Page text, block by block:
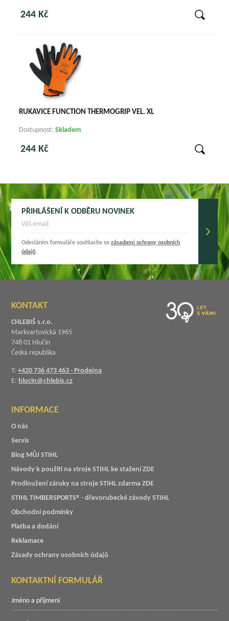
244 Kč
RUKAVICE FUNCTION THERMOGRIP VEL. XL
Dostupnost:Skladem
244 Kč
PŘIHLÁŠENÍ K ODBĚRU NOVINEK
Odesláním formuláře souhlasíte sezásadami ochrany osobních
údajů.
KONTAKT
CHLEBIŠ s.r.o.
Markvartovická 1965
748 01 Hlučín
Česká republika
T:+420 736 473 463 - Prodejna
E: hlucin@chlebis.cz
INFORMACE
O nás
Servis
Blog MŮJ STIHL
Návody k použití na stroje STIHL ke stažení ZDE
Prodloužení záruky na stroje STIHL zdarma ZDE
STIHL TIMBERSPORTS® - dřevorubecké závody STIHL
Obchodní podmínky
Platba a dodání
Reklamace
Zásady ochrany osobních údajů
KONTAKTNÍ FORMULÁŘ